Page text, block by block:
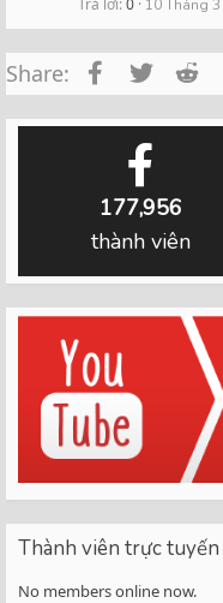
10 Tháng
Share: Facebook
177,956
thành viên
Thành viên trực tuyến
No members online now.